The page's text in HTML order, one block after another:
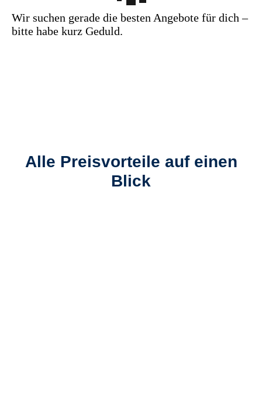
Wir suchen gerade die besten Angebote für dich –
bitte habe kurz Geduld.
Alle Preisvorteile auf einen
Blick